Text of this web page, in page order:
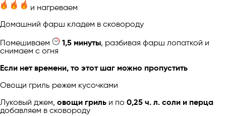
и нагреваем
Домашний фарш кладем в сковороду
Помешиваем
1,5 минуты, разбивая фарш лопаткой и
снимаем с огня
Если нет времени, то этот шаг можно пропустить
Овощи гриль режем кусочками
Луковый джем, овощи гриль и по 0,25 ч. л. соли и перца
добавляем в сковороду